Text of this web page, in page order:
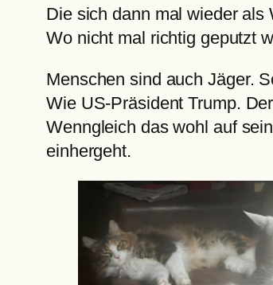
Die sich dann mal wieder als
Wo nicht mal richtig geputzt
Menschen sind auch Jäger.
Wie US-Präsident Trump.
Wenngleich das wohl auf
einhergeht.